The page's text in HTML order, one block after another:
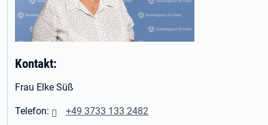
Kontakt:
Frau Elke Süß
Telefon: +49 3733 133 2482